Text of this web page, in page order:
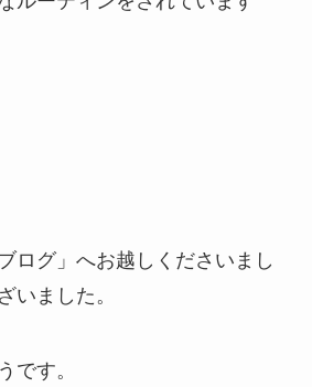
ログ」へお越しくださいまし
いました。
です。